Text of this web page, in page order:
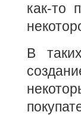
как-то
В